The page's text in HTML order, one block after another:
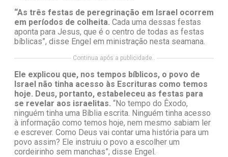
“As três festas de peregrinação em Israel ocorrem
em períodos de colheita. Cada uma dessas festas
aponta para Jesus, que é o centro de todas as festas
bíblicas”, disse Engel em ministração nesta seamana.
Continua após a publicidade..
Ele explicou que, nos tempos bíblicos, o povo de
Israel não tinha acesso às Escrituras como temos
hoje. Deus, portanto, estabeleceu as festas para
se revelar aos israelitas. “No tempo do Êxodo,
ninguém tinha uma Bíblia escrita. Ninguém tinha acesso
à informação como temos hoje, nem mesmo sabiam ler
e escrever. Como Deus vai contar uma história para um
povo assim? Ele instruiu o povo a escolher um
cordeirinho sem manchas”, disse Engel.